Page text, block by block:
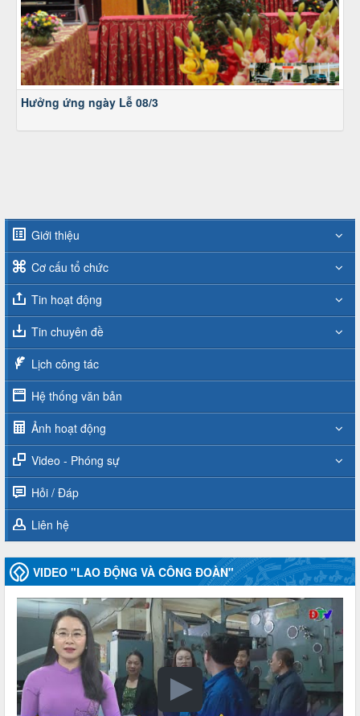
Hưởng ứng ngày Lễ 08/3
Giới thiệu
Cơ cấu tổ chức
Tin hoạt động
Tin chuyên đề
Lịch công tác
Hệ thống văn bản
Ảnh hoạt động
Video - Phóng sự
Hỏi / Đáp
Liên hệ
VIDEO "LAO ĐỘNG VÀ CÔNG ĐOÀN"